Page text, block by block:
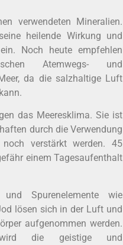
verwendeten Mineralien.
heilende Wirkung und
Noch heute empfehlen
Atemwegs- und
da die salzhaltige Luft
das Meeresklima. Sie ist
durch die Verwendung
verstärkt werden. 45
einem Tagesaufenthalt
Spurenelemente wie
lösen sich in der Luft und
aufgenommen werden.
die geistige und